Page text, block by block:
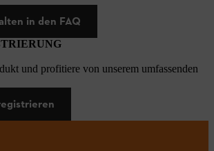
in den FAQ
und profitiere von unserem umfassenden